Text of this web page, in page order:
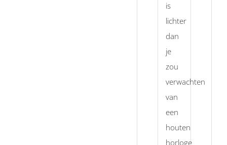
is
lichter
dan
je
zou
verwachten
van
een
houten
horloge